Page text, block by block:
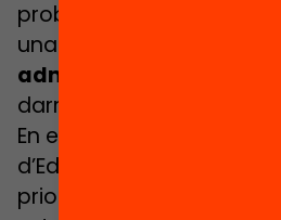
problemàtiques
una atenció molt
administracions
darrers temps.
En els darrers anys el
d’Educació sembla haver
priorització d’aquesta